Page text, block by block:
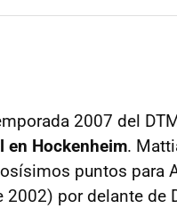
2007 del
en Hockenheim.
puntos para
por delante de